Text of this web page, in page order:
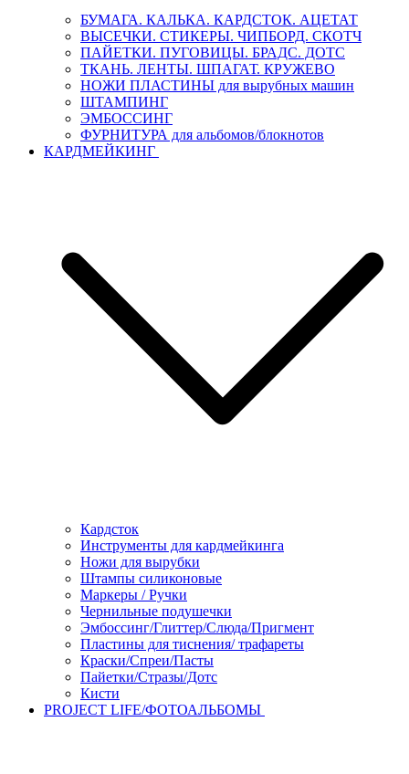
БУМАГА. КАЛЬКА. КАРДСТОК. АЦЕТАТ
ВЫСЕЧКИ. СТИКЕРЫ. ЧИПБОРД. СКОТЧ
ПАЙЕТКИ. ПУГОВИЦЫ. БРАДС. ДОТС
ТКАНЬ. ЛЕНТЫ. ШПАГАТ. КРУЖЕВО
НОЖИ ПЛАСТИНЫ для вырубных машин
ШТАМПИНГ
ЭМБОССИНГ
ФУРНИТУРА для альбомов/блокнотов
КАРДМЕЙКИНГ
Кардсток
Инструменты для кардмейкинга
Ножи для вырубки
Штампы силиконовые
Маркеры / Ручки
Чернильные подушечки
Эмбоссинг/Глиттер/Слюда/Пригмент
Пластины для тиснения/ трафареты
Краски/Спреи/Пасты
Пайетки/Стразы/Дотс
Кисти
PROJECT LIFE/ФОТОАЛЬБОМЫ